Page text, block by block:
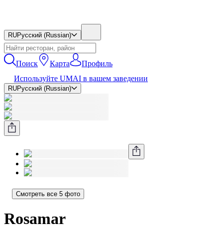
RUРусский (Russian)
Поиск Карта
Профиль
Используйте UMAI в вашем заведении
RUРусский (Russian)
Смотреть все 5 фото
Rosamar